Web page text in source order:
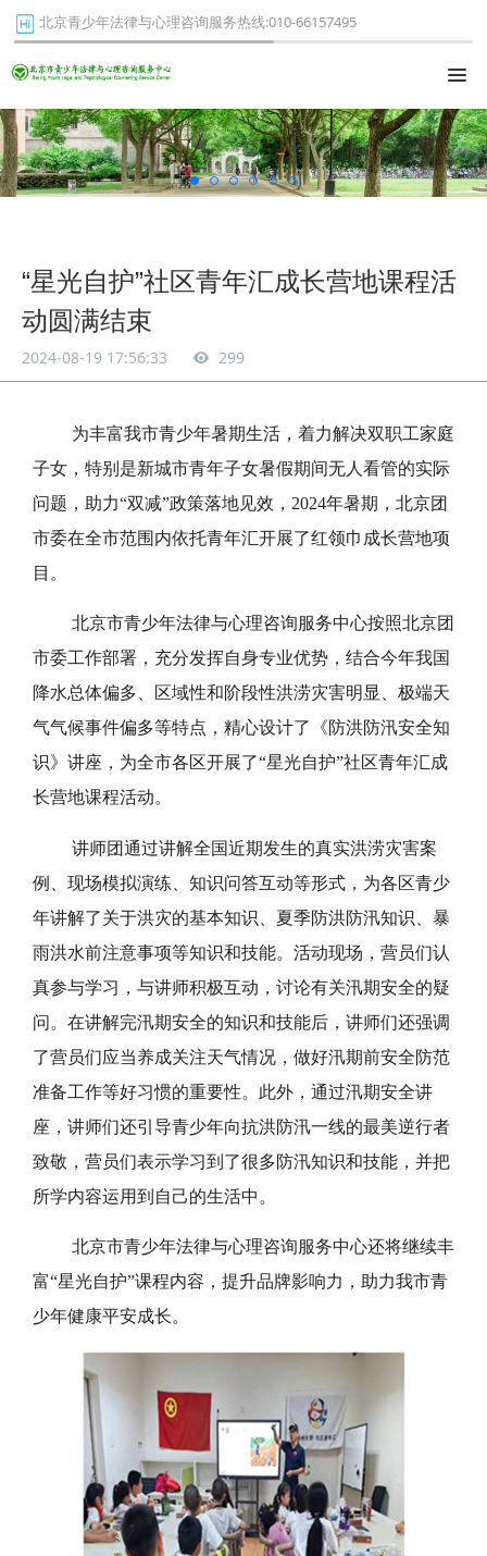
北京青少年法律与心理咨询服务热线:010-66157495
动圆满结束
2024-08-19 17:56:33 299
问题，助力“双减”政策落地见效，2024年暑期，北京团
市委在全市范围内依托青年汇开展了红领巾成长营地项
目。
北京市青少年法律与心理咨询服务中心按照北京团
市委工作部署，充分发挥自身专业优势，结合今年我国
气气候事件偏多等特点，精心设计了《防洪防汛安全知
识》讲座，为全市各区开展了“星光自护”社区青年汇成
长营地课程活动。
讲师团通过讲解全国近期发生的真实洪涝灾害案
例、现场模拟演练、知识问答互动等形式，为各区青少
年讲解了关于洪灾的基本知识、夏季防洪防汛知识、暴
雨洪水前注意事项等知识和技能。活动现场，营员们认
真参与学习，与讲师积极互动，讨论有关汛期安全的疑
问。在讲解完汛期安全的知识和技能后，讲师们还强调
了营员们应当养成关注天气情况，做好汛期前安全防范
座，讲师们还引导青少年向抗洪防汛一线的最美逆行者
致敬，营员们表示学习到了很多防汛知识和技能，并把
所学内容运用到自己的生活中。
北京市青少年法律与心理咨询服务中心还将继续丰
富“星光自护”课程内容，提升品牌影响力，助力我市青
少年健康平安成长。